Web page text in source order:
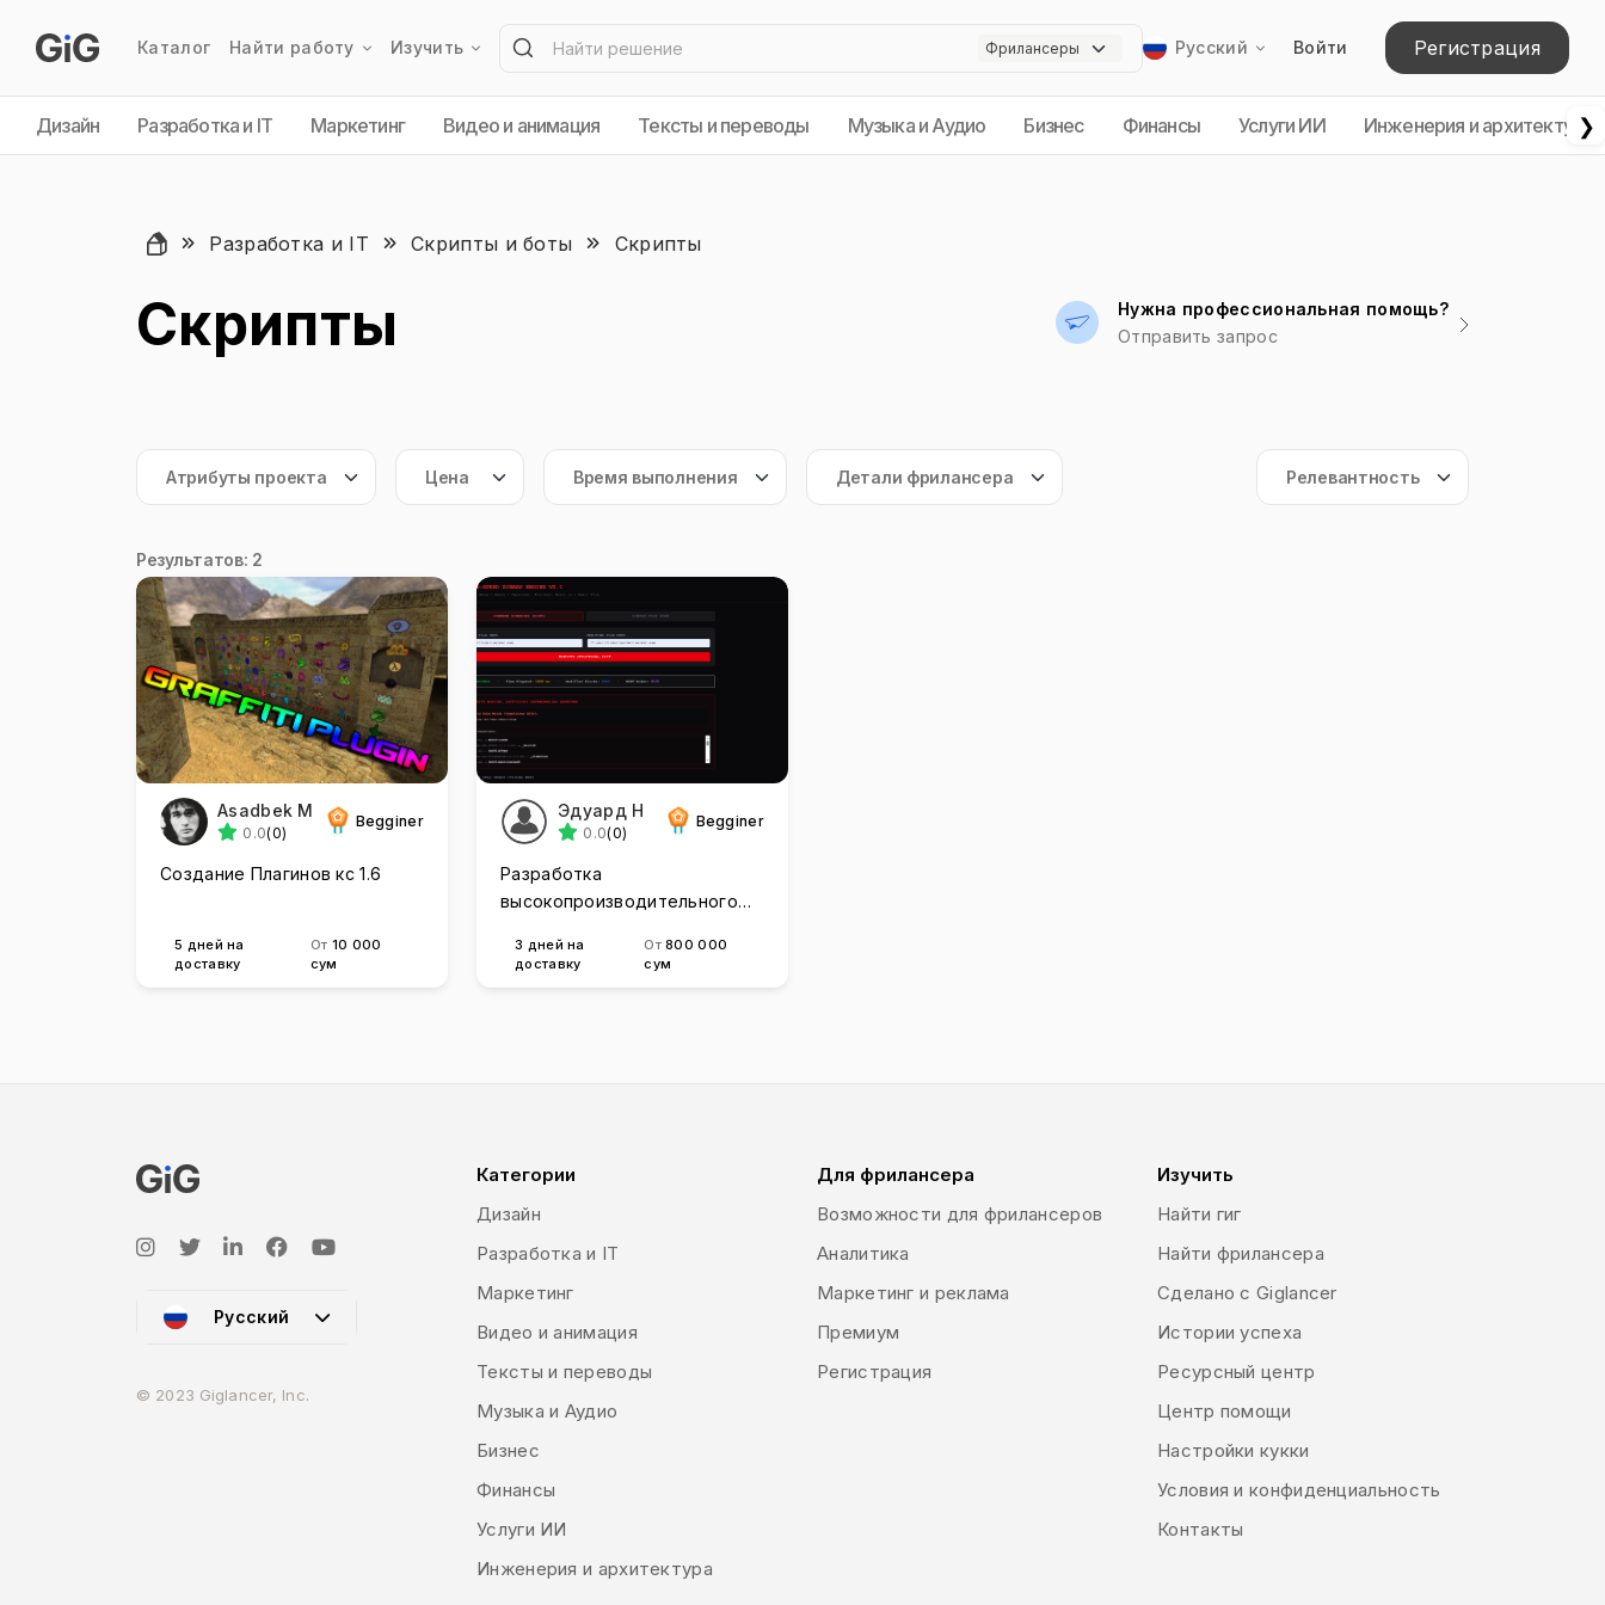
Каталог Найти работу Изучить Русский Войти Регистрация
Дизайн Разработка и IT Маркетинг Видео и анимация Тексты и переводы Музыка и Аудио Бизнес Финансы Услуги ИИ Инженерия и архитектура
❯
Разработка и IT Скрипты и боты Скрипты
Скрипты
Нужна профессиональная помощь?
Отправить запрос
Результатов: 2
Asadbek M
0.0(0)
Begginer
Создание Плагинов кс 1.6
5 дней на
доставку
От 10 000
сум
Эдуард Н
0.0(0)
Begginer
Разработка
высокопроизводительного
3 дней на
доставку
От800 000
сум
Русский
© 2023 Giglancer, Inc.
Категории
Дизайн
Разработка и IT
Маркетинг
Видео и анимация
Тексты и переводы
Музыка и Аудио
Бизнес
Финансы
Услуги ИИ
Инженерия и архитектура
Для фрилансера
Возможности для фрилансеров
Аналитика
Маркетинг и реклама
Премиум
Регистрация
Изучить
Найти гиг
Найти фрилансера
Сделано с Giglancer
Истории успеха
Ресурсный центр
Центр помощи
Настройки кукки
Условия и конфиденциальность
Контакты